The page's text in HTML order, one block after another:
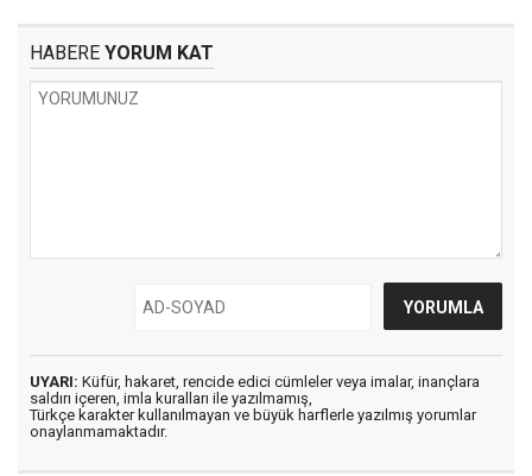
HABERE YORUM KAT
UYARI: Küfür, hakaret, rencide edici cümleler veya imalar, inançlara
saldırı içeren, imla kuralları ile yazılmamış,
Türkçe karakter kullanılmayan ve büyük harflerle yazılmış yorumlar
onaylanmamaktadır.